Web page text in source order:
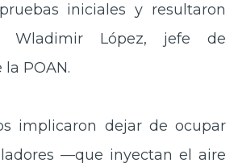
iniciales y resultaron
Wladimir López, jefe de
POAN.
implicaron dejar de ocupar
—que inyectan el aire